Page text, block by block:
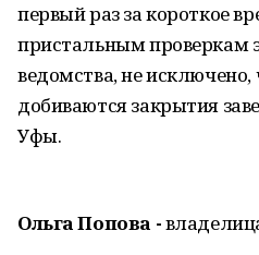
первый раз за короткое
пристальным проверкам
ведомства, не
добиваются закрытия
Уфы.
Ольга Попова -